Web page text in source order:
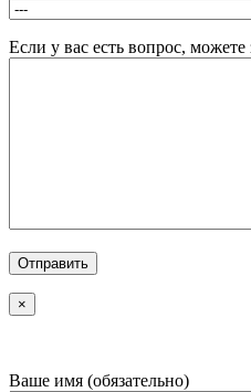
Если у вас есть вопрос, можете
×
Ваше имя (обязательно)